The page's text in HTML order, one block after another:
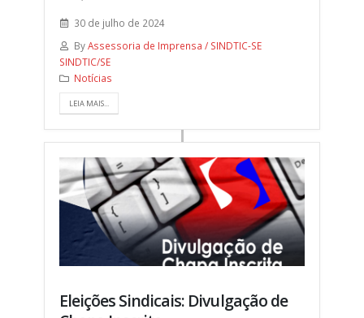
30 de julho de 2024
ByAssessoria de Imprensa / SINDTIC-SE
SINDTIC/SE
Notícias
LEIA MAIS...
Eleições Sindicais: Divulgação de